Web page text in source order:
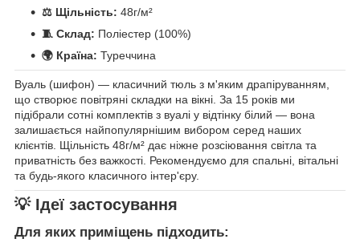
⚖️ Щільність: 48г/м²
🧵 Склад: Поліестер (100%)
🌍 Країна: Туреччина
Вуаль (шифон) — класичний тюль з м'яким драпіруванням,
що створює повітряні складки на вікні. За 15 років ми
підібрали сотні комплектів з вуалі у відтінку білий — вона
залишається найпопулярнішим вибором серед наших
клієнтів. Щільність 48г/м² дає ніжне розсіювання світла та
приватність без важкості. Рекомендуємо для спальні, вітальні
та будь-якого класичного інтер'єру.
💡 Ідеї застосування
Для яких приміщень підходить: